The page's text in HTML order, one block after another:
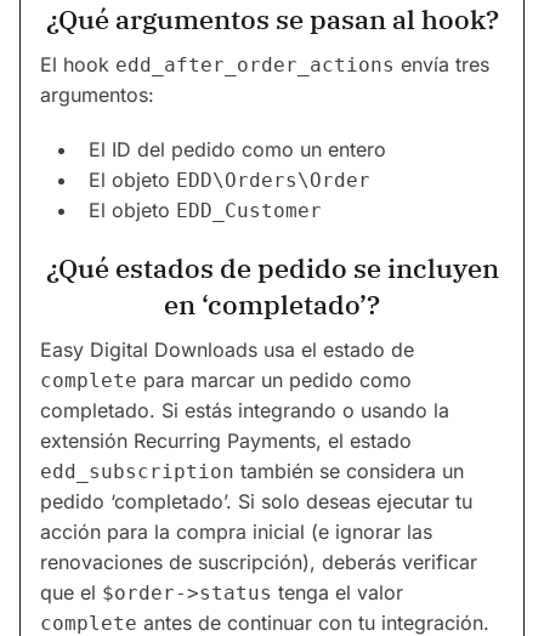
¿Qué argumentos se pasan al hook?
El hook edd_after_order_actions envía tres
argumentos:
El ID del pedido como un entero
El objeto EDD\Orders\Order
El objeto EDD_Customer
¿Qué estados de pedido se incluyen
en ‘completado’?
Easy Digital Downloads usa el estado de
complete para marcar un pedido como
completado. Si estás integrando o usando la
extensión Recurring Payments, el estado
edd_subscription también se considera un
pedido ‘completado’. Si solo deseas ejecutar tu
acción para la compra inicial (e ignorar las
renovaciones de suscripción), deberás verificar
que el $order->status tenga el valor
complete antes de continuar con tu integración.